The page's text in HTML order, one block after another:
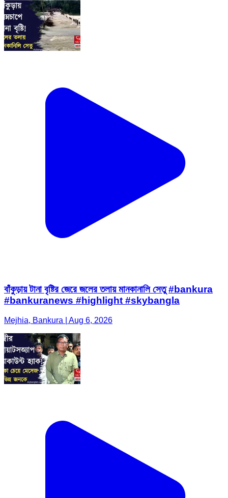
বাঁকুড়ায় টানা বৃষ্টির জেরে জলের তলায় মানকানালি সেতু #bankura
#bankuranews #highlight #skybangla
Mejhia, Bankura | Aug 6, 2026